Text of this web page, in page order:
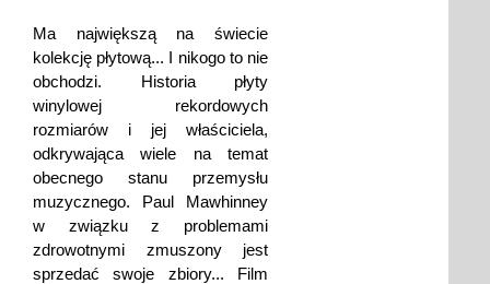
Ma największą na świecie
kolekcję płytową... I nikogo to nie
obchodzi. Historia płyty
winylowej rekordowych
rozmiarów i jej właściciela,
odkrywająca wiele na temat
obecnego stanu przemysłu
muzycznego. Paul Mawhinney
w związku z problemami
zdrowotnymi zmuszony jest
sprzedać swoje zbiory... Film